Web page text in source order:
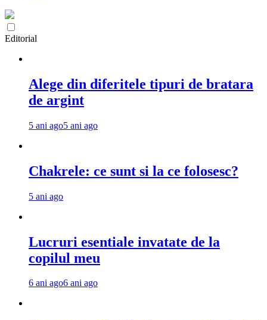
Editorial
Alege din diferitele tipuri de bratara
de argint
5 ani ago5 ani ago
Chakrele: ce sunt si la ce folosesc?
5 ani ago
Lucruri esentiale invatate de la
copilul meu
6 ani ago6 ani ago